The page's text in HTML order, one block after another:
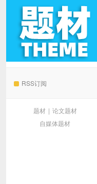
RSS订阅
题材 | 论文题材
自媒体题材